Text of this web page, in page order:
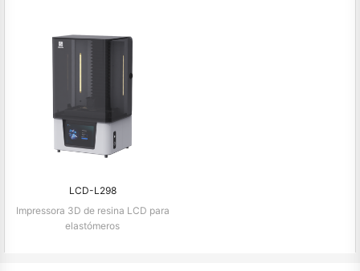
LCD-L298
Impressora 3D de resina LCD para
elastómeros